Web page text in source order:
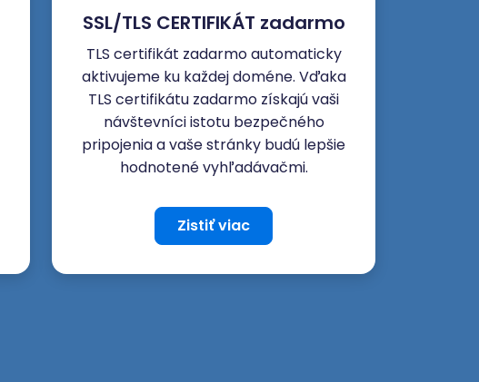
SSL/TLS CERTIFIKÁT zadarmo
TLS certifikát zadarmo automaticky
aktivujeme ku každej doméne. Vďaka
TLS certifikátu zadarmo získajú vaši
návštevníci istotu bezpečného
pripojenia a vaše stránky budú lepšie
hodnotené vyhľadávačmi.
Zistiť viac